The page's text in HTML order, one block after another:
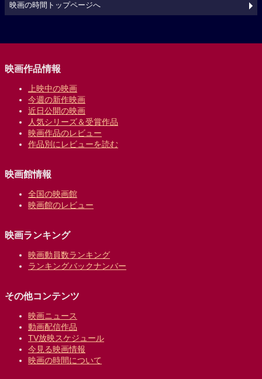
映画の時間トップページへ
映画作品情報
上映中の映画
今週の新作映画
近日公開の映画
人気シリーズ＆受賞作品
映画作品のレビュー
作品別にレビューを読む
映画館情報
全国の映画館
映画館のレビュー
映画ランキング
映画動員数ランキング
ランキングバックナンバー
その他コンテンツ
映画ニュース
動画配信作品
TV放映スケジュール
今見る映画情報
映画の時間について